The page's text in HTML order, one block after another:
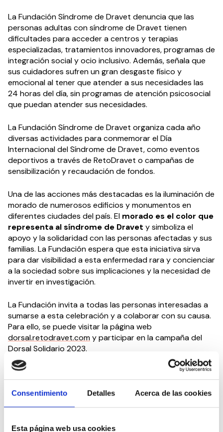
Consentimiento Detalles Acerca de las cookies
Esta página web usa cookies
La Fundación Síndrome de Dravet denuncia que las
personas adultas con síndrome de Dravet tienen
dificultades para acceder a centros y terapias
especializadas, tratamientos innovadores, programas de
integración social y ocio inclusivo. Además, señala que
sus cuidadores sufren un gran desgaste físico y
emocional al tener que atender a sus necesidades las
24 horas del día, sin programas de atención psicosocial
que puedan atender sus necesidades.
La Fundación Síndrome de Dravet organiza cada año
diversas actividades para conmemorar el Día
Internacional del Síndrome de Dravet, como eventos
deportivos a través de RetoDravet o campañas de
sensibilización y recaudación de fondos.
Una de las acciones más destacadas es la iluminación de
morado de numerosos edificios y monumentos en
diferentes ciudades del país. El morado es el color que
representa al síndrome de Dravet y simboliza el
apoyo y la solidaridad con las personas afectadas y sus
familias. La Fundación espera que esta iniciativa sirva
para dar visibilidad a esta enfermedad rara y concienciar
a la sociedad sobre sus implicaciones y la necesidad de
invertir en investigación.
La Fundación invita a todas las personas interesadas a
sumarse a esta celebración y a colaborar con su causa.
Para ello, se puede visitar la página web
dorsal.retodravet.comy participar en la campaña del
Dorsal Solidario 2023.
Sobre el Síndrome de Dravet
El Síndrome de Dravet, también llamado epilepsia
mioclónica severa de la infancia, afecta a uno de cada
enfermedad rara, y tiene una tasa de mortalidad de